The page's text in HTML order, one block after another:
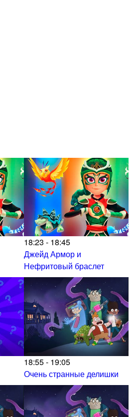
18:23 - 18:45
Джейд Армор и
Нефритовый браслет
18:55 - 19:05
Очень странные делишки